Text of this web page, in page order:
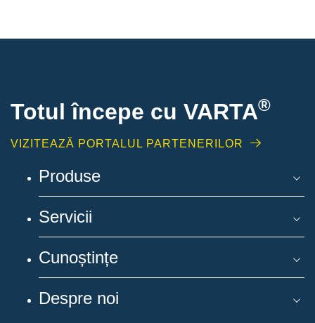
Totul începe cu VARTA®
VIZITEAZĂ PORTALUL PARTENERILOR
Produse
Servicii
Cunoștințe
Despre noi